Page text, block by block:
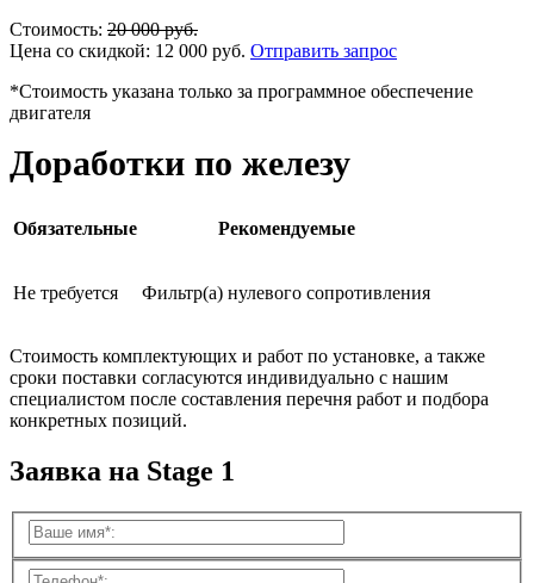
Стоимость: 20 000руб.
Цена со скидкой: 12 000 руб. Отправить запрос
*Стоимость указана только за программное обеспечение
двигателя
Доработки по железу
Обязательные Рекомендуемые
Не требуется Фильтр(а) нулевого сопротивления
Стоимость комплектующих и работ по установке, а также
сроки поставки согласуются индивидуально с нашим
специалистом после составления перечня работ и подбора
конкретных позиций.
Заявка на Stage 1